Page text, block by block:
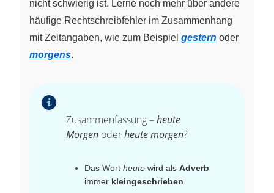
nicht schwierig ist. Lerne noch mehr über andere
häufige Rechtschreibfehler im Zusammenhang
mit Zeitangaben, wie zum Beispiel gestern oder
morgens.
Zusammenfassung –heute
Morgen oderheute morgen?
Das Wort heute wird als Adverb
immer kleingeschrieben